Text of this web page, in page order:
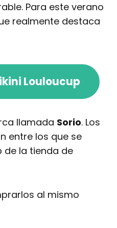
Para este verano
realmente destaca
Louloucup
llamada Sorio. Los
entre los que se
de la tienda de
al mismo